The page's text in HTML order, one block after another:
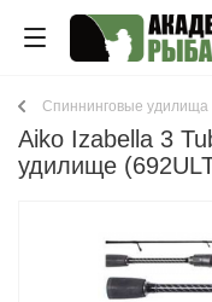
Спиннинговые удилища
Aiko Izabella 3
удилище